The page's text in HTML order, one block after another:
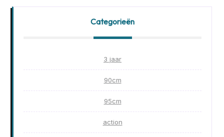
Categorieën
3 jaar
90cm
95cm
action